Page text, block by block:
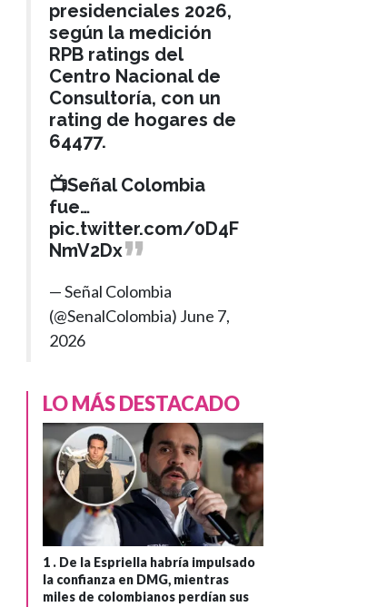
presidenciales 2026,
según la medición
RPB ratings del
Centro Nacional de
Consultoría, con un
rating de hogares de
64477.
📺Señal Colombia
fue…
pic.twitter.com/0D4F
NmV2Dx
— Señal Colombia
(@SenalColombia) June 7,
2026
LO MÁS DESTACADO
1 . De la Espriella habría impulsado
la confianza en DMG, mientras
miles de colombianos perdían sus